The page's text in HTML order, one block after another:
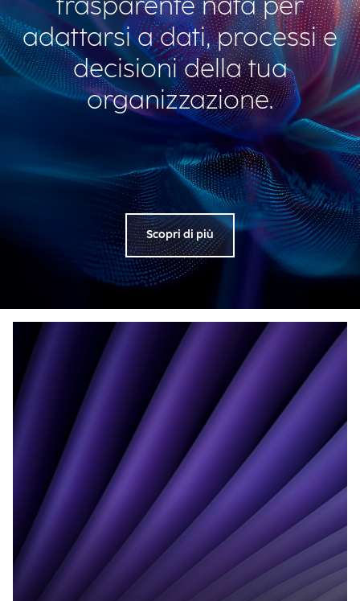
trasparente nata per
adattarsi a dati, processi e
decisioni della tua
organizzazione.
Scopri di più